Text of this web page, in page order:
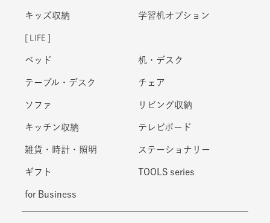
キッズ収納 学習机オプション
LIFE
ベッド 机・デスク
テーブル・デスク チェア
ソファ リビング収納
キッチン収納 テレビボード
雑貨・時計・照明 ステーショナリー
ギフト TOOLS series
for Business